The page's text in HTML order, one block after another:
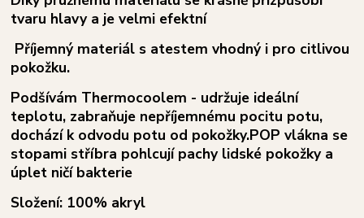
tvaru hlavy a je velmi efektní
Příjemný materiál s atestem vhodný i pro citlivou
pokožku.
Podšívám Thermocoolem - udržuje ideální
teplotu, zabraňuje nepříjemnému pocitu potu,
dochází k odvodu potu od pokožky.POP vlákna se
stopami stříbra pohlcují pachy lidské pokožky a
úplet ničí bakterie
Složení: 100% akryl